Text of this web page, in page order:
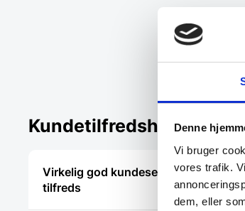
Denne
Vi bruger
vores trafik.
dem, eller
Kundetilfredshed
Virkelig god kundeservice! Er så
tilfreds